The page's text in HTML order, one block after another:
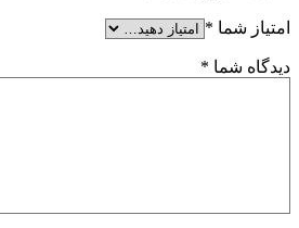
امتیاز شما *
دیدگاه شما *